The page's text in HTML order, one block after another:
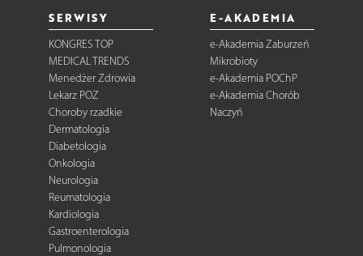
SERWISY
KONGRES TOP
MEDICAL TRENDS
Menedżer Zdrowia
Lekarz POZ
Choroby rzadkie
Dermatologia
Diabetologia
Onkologia
Neurologia
Reumatologia
Kardiologia
Gastroenterologia
Pulmonologia
E-AKADEMIA
e-Akademia Zaburzeń
Mikrobioty
e-Akademia POChP
e-Akademia Chorób
Naczyń